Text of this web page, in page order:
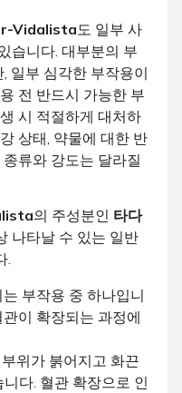
Vidalista도 일부 사
습니다. 대부분의 부
일부 심각한 부작용이
전 반드시 가능한 부
시 적절하게 대처하
상태, 약물에 대한 반
류와 강도는 달라질
의 주성분인 타다
나타날 수 있는 일반
.
부작용 중 하나입니
이 확장되는 과정에
위가 붉어지고 화끈
다. 혈관 확장으로 인